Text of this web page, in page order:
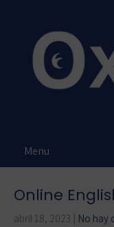
Menu
Online
abril 18, 2023 | No hay